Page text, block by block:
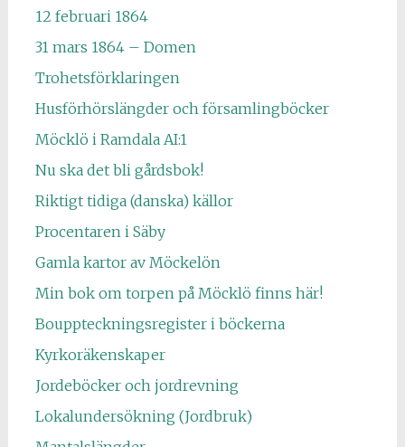
12 februari 1864
31 mars 1864 – Domen
Trohetsförklaringen
Husförhörslängder och församlingböcker
Möcklö i Ramdala AI:1
Nu ska det bli gårdsbok!
Riktigt tidiga (danska) källor
Procentaren i Säby
Gamla kartor av Möckelön
Min bok om torpen på Möcklö finns här!
Bouppteckningsregister i böckerna
Kyrkoräkenskaper
Jordeböcker och jordrevning
Lokalundersökning (Jordbruk)